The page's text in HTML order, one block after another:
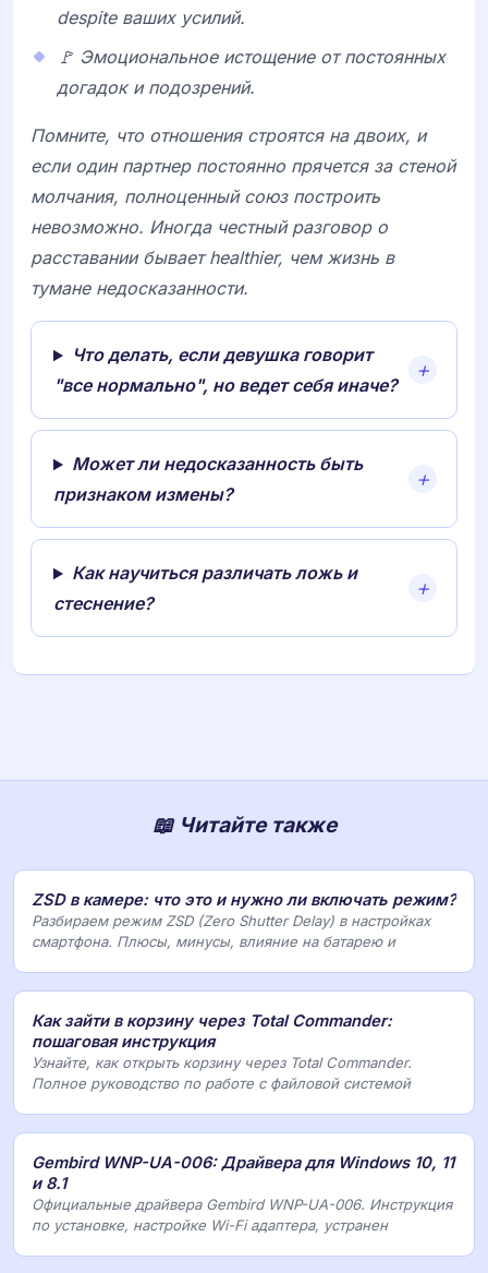
despite ваших усилий.
🚩 Эмоциональное истощение от постоянных
догадок и подозрений.
Помните, что отношения строятся на двоих, и
если один партнер постоянно прячется за стеной
молчания, полноценный союз построить
невозможно. Иногда честный разговор о
расставании бывает healthier, чем жизнь в
тумане недосказанности.
Что делать, если девушка говорит
"все нормально", но ведет себя иначе?
Может ли недосказанность быть
признаком измены?
Как научиться различать ложь и
стеснение?
📖 Читайте также
ZSD в камере: что это и нужно ли включать режим?
Разбираем режим ZSD (Zero Shutter Delay) в настройках
смартфона. Плюсы, минусы, влияние на батарею и
Как зайти в корзину через Total Commander:
пошаговая инструкция
Узнайте, как открыть корзину через Total Commander.
Полное руководство по работе с файловой системой
Gembird WNP-UA-006: Драйвера для Windows 10, 11
и 8.1
Официальные драйвера Gembird WNP-UA-006. Инструкция
по установке, настройке Wi-Fi адаптера, устранен